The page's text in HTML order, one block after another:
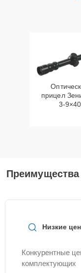
прицел
3-9×40
Преимущества
Низкие
Конкурентные
комплектующих